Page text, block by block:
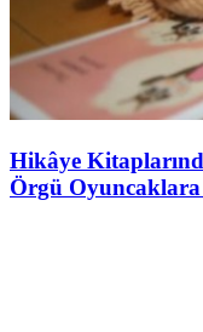
Hikâye
Örgü